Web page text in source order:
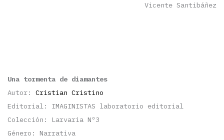
Vicente Santibáñez
Una tormenta de diamantes
Autor: Cristian Cristino
Editorial: IMAGINISTAS laboratorio editorial
Colección: Larvaria Nº3
Género: Narrativa